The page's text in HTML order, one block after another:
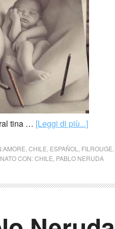
tina … [Leggi di più...]
AMORE CHILE ESPAÑOL FILROUGE
CON:CHILE PABLO NERUDA